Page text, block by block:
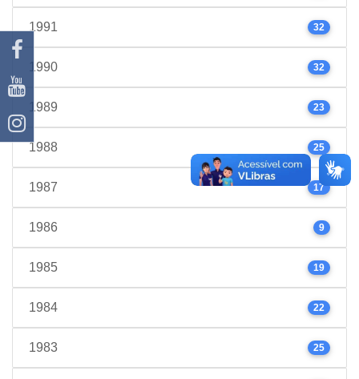
1991 32
1990 32
1989 23
1988 25
1987 17
1986 9
1985 19
1984 22
1983 25